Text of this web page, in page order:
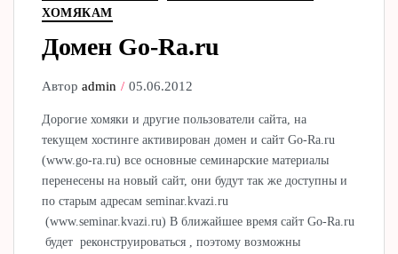
ХОМЯКАМ
Домен Go-Ra.ru
Авторadmin 05.06.2012
Дорогие хомяки и другие пользователи сайта, на
текущем хостинге активирован домен и сайт Go-Ra.ru
(www.go-ra.ru) все основные семинарские материалы
перенесены на новый сайт, они будут так же доступны и
по старым адресам seminar.kvazi.ru
(www.seminar.kvazi.ru) В ближайшее время сайт Go-Ra.ru
будет реконструироваться , поэтому возможны